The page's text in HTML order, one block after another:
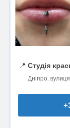
📍 Студія
Дніпро,